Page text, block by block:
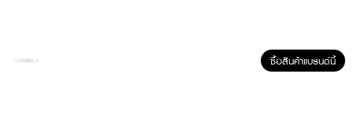
ซื้อสินค้าแบรนด์นี้